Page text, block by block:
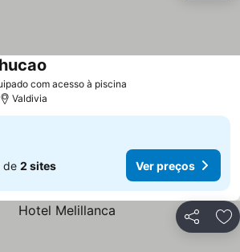
com acesso à piscina
Valdivia
de 2 sites Ver preços
Partilhar